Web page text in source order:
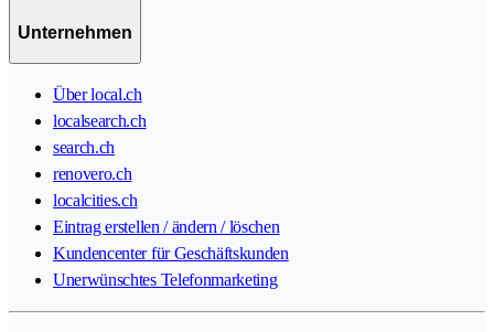
Unternehmen
Über local.ch
localsearch.ch
search.ch
renovero.ch
localcities.ch
Eintrag erstellen / ändern / löschen
Kundencenter für Geschäftskunden
Unerwünschtes Telefonmarketing